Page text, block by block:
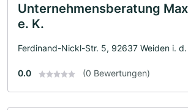
Unternehmensberatung
e. K.
Ferdinand-Nickl-Str. 5, 92637 Weiden i.
0.0 (0 Bewertungen)